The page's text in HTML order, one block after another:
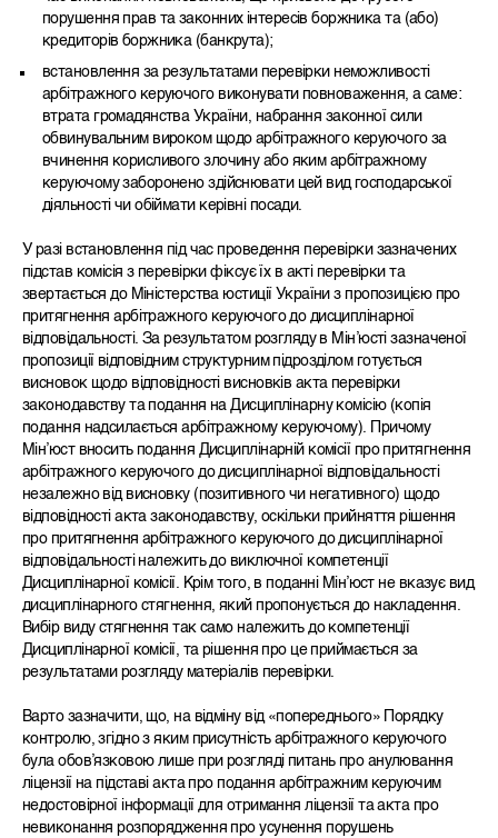
порушення прав та законних інтересів боржника та (або)
кредиторів боржника (банкрута);
встановлення за результатами перевірки неможливості
арбітражного керуючого виконувати повноваження, а саме:
втрата громадянства України, набрання законної сили
обвинувальним вироком щодо арбітражного керуючого за
вчинення корисливого злочину або яким арбітражному
керуючому заборонено здійснювати цей вид господарської
діяльності чи обіймати керівні посади.
У разі встановлення під час проведення перевірки зазначених
підстав комісія з перевірки фіксує їх в акті перевірки та
звертається до Міністерства юстиції України з пропозицією про
притягнення арбітражного керуючого до дисциплінарної
відповідальності. За результатом розгляду в Мін’юсті зазначеної
пропозиції відповідним структурним підрозділом готується
висновок щодо відповідності висновків акта перевірки
законодавству та подання на Дисциплінарну комісію (копія
подання надсилається арбітражному керуючому). Причому
Мін’юст вносить подання Дисциплінарній комісії про притягнення
арбітражного керуючого до дисциплінарної відповідальності
незалежно від висновку (позитивного чи негативного) щодо
відповідності акта законодавству, оскільки прийняття рішення
про притягнення арбітражного керуючого до дисциплінарної
відповідальності належить до виключної компетенції
Дисциплінарної комісії. Крім того, в поданні Мін’юст не вказує вид
дисциплінарного стягнення, який пропонується до накладення.
Вибір виду стягнення так само належить до компетенції
Дисциплінарної комісії, та рішення про це приймається за
результатами розгляду матеріалів перевірки.
Варто зазначити, що, на відміну від «попереднього» Порядку
контролю, згідно з яким присутність арбітражного керуючого
була обов’язковою лише при розгляді питань про анулювання
ліцензії на підставі акта про подання арбітражним керуючим
недостовірної інформації для отримання ліцензії та акта про
невиконання розпорядження про усунення порушень